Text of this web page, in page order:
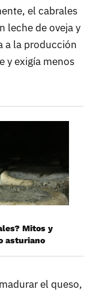
el cabrales
leche de oveja y
a la producción
y exigía menos
Mitos y
asturiano
el queso,